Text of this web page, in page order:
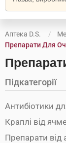
Аптека D.S.
Препарати Для
Підкатегорії
Антибіотики
Краплі від
Препарати від